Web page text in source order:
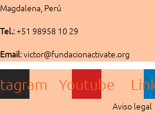
Magdalena, Perú
Tel.: +51 98958 10 29
Email: victor@fundacionactivate.org
Youtube
Aviso legal